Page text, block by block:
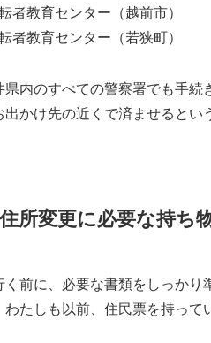
者教育センター（越前市）
者教育センター（若狭町）
県内のすべての警察署でも手
かけ先の近くで済ませるとい
所変更に必要な持ち
く前に、必要な書類をしっか
わたしも以前、住民票を持って